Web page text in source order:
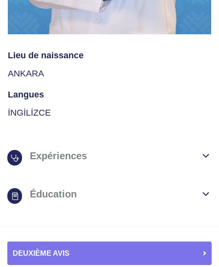
Lieu de naissance
ANKARA
Langues
İNGİLİZCE
Expériences
Éducation
DEUXIÈME AVIS